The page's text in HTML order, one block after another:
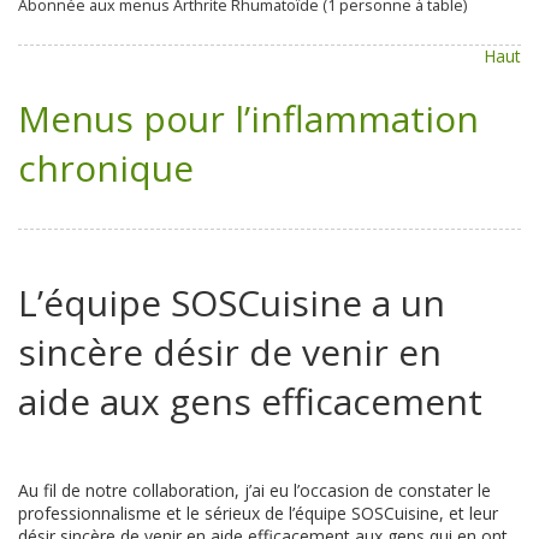
Abonnée aux menus Arthrite Rhumatoïde (1 personne à table)
Haut
Menus pour l’inflammation
chronique
L’équipe SOSCuisine a un
sincère désir de venir en
aide aux gens efficacement
Au fil de notre collaboration, j’ai eu l’occasion de constater le
professionnalisme et le sérieux de l’équipe SOSCuisine, et leur